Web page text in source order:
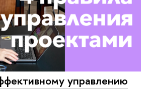
управлению